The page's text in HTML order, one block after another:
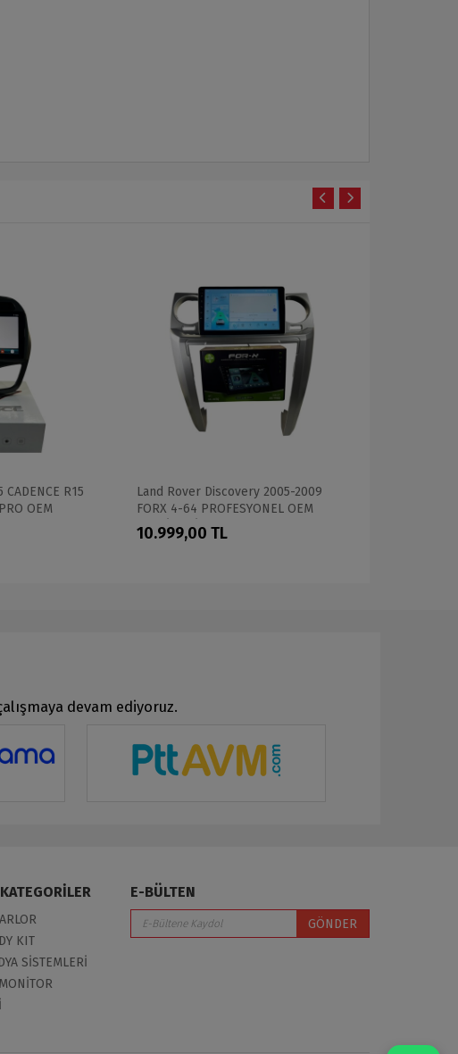
R15
OEM
Land Rover Discovery 2005-2009
FORX 4-64 PROFESYONEL OEM
MULTİMEDİA
10.999,00 TL
devam ediyoruz.
KIT
SİSTEMLERİ
E-BÜLTEN
GÖNDER